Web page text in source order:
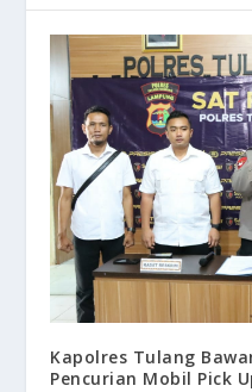
Kapolres Tulang
Pencurian Mobil Pick